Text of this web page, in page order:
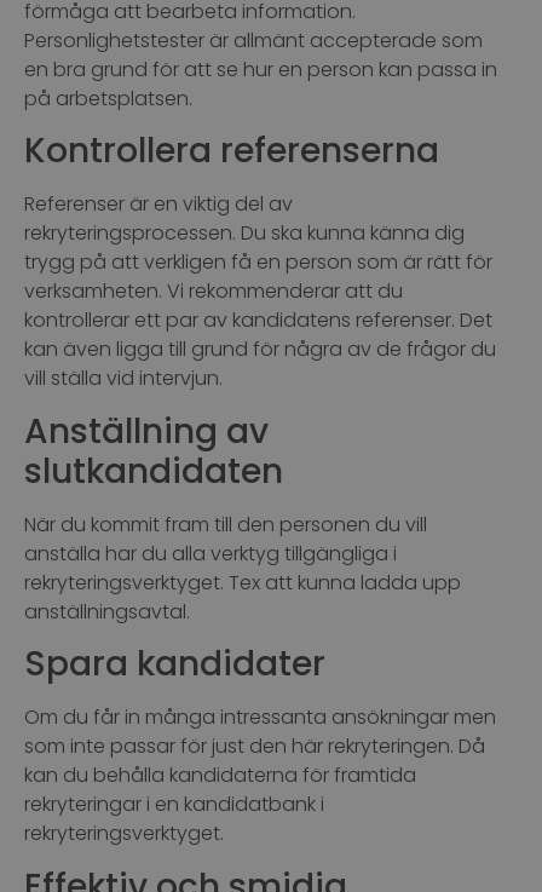
förmåga att bearbeta information.
Personlighetstester är allmänt accepterade som
en bra grund för att se hur en person kan passa in
på arbetsplatsen.
Kontrollera referenserna
Referenser är en viktig del av
rekryteringsprocessen. Du ska kunna känna dig
trygg på att verkligen få en person som är rätt för
verksamheten. Vi rekommenderar att du
kontrollerar ett par av kandidatens referenser. Det
kan även ligga till grund för några av de frågor du
vill ställa vid intervjun.
Anställning av
slutkandidaten
När du kommit fram till den personen du vill
anställa har du alla verktyg tillgängliga i
rekryteringsverktyget. Tex att kunna ladda upp
anställningsavtal.
Spara kandidater
Om du får in många intressanta ansökningar men
som inte passar för just den här rekryteringen. Då
kan du behålla kandidaterna för framtida
rekryteringar i en kandidatbank i
rekryteringsverktyget.